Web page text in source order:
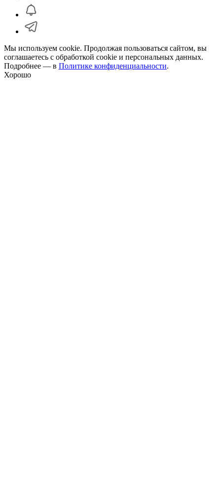
Мы используем cookie. Продолжая пользоваться сайтом, вы
соглашаетесь с обработкой cookie и персональных данных.
Подробнее — в Политике конфиденциальности.
Хорошо